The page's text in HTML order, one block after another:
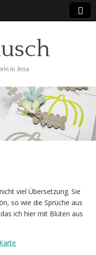
in Jena
viel Übersetzung. Sie
so wie die Sprüche aus
ich hier mit Blüten aus